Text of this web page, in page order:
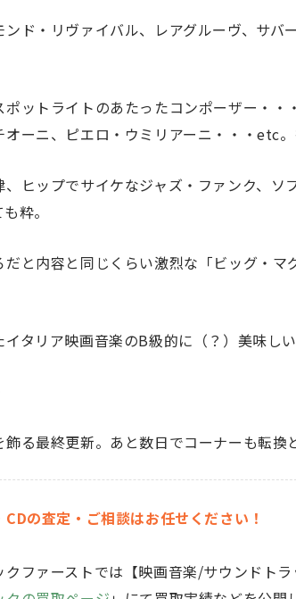
ンド・リヴァイバル、レアグルーヴ、サ
ポットライトのあたったコンポーザー・
オーニ、ピエロ・ウミリアーニ・・・etc
、ヒップでサイケなジャズ・ファンク、
粋。
だと内容と同じくらい激烈な「ビッグ・
イタリア映画音楽のB級的に（？）美味し
飾る最終更新。あと数日でコーナーも転換
CDの査定・ご相談はお任せください！
クファーストでは 【映画音楽/サウンドトラ